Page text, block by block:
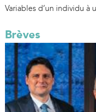
Variables d’un individu à
Brèves